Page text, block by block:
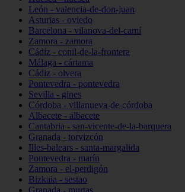
León - valencia-de-don-juan
Asturias - oviedo
Barcelona - vilanova-del-camí
Zamora - zamora
Cádiz - conil-de-la-frontera
Málaga - cártama
Cádiz - olvera
Pontevedra - pontevedra
Sevilla - gines
Córdoba - villanueva-de-córdoba
Albacete - albacete
Cantabria - san-vicente-de-la-barquera
Granada - torvizcón
Illes-balears - santa-margalida
Pontevedra - marín
Zamora - el-perdigón
Bizkaia - sestao
Granada - murtas